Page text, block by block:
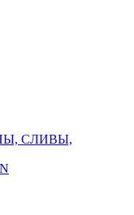
СЛИВЫ,